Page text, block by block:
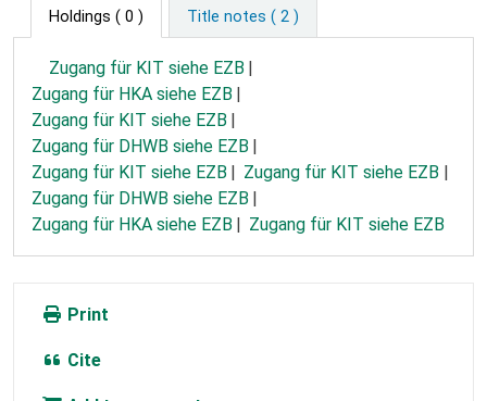
Holdings ( 0 ) Title notes ( 2 )
Zugang für KIT siehe EZB
Zugang für HKA siehe EZB
Zugang für KIT siehe EZB
Zugang für DHWB siehe EZB
Zugang für KIT siehe EZB
Zugang für KIT siehe EZB
Zugang für DHWB siehe EZB
Zugang für HKA siehe EZB
Zugang für KIT siehe EZB
Print
Cite